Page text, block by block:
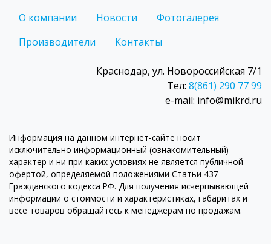
О компании Новости
Фотогалерея
Производители
Контакты
Краснодар, ул. Новороссийская 7/1
Тел: 8(861) 290 77 99
e-mail: info@mikrd.ru
Информация на данном интернет-сайте носит
исключительно информационный (ознакомительный)
характер и ни при каких условиях не является публичной
офертой, определяемой положениями Статьи 437
Гражданского кодекса РФ. Для получения исчерпывающей
информации о стоимости и характеристиках, габаритах и
весе товаров обращайтесь к менеджерам по продажам.